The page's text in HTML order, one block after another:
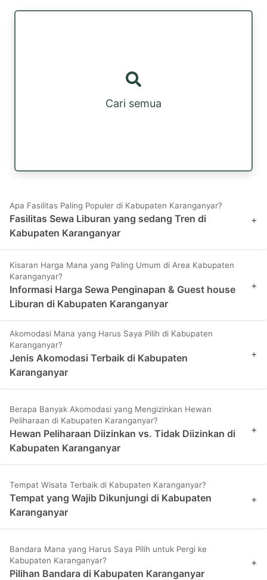
Cari semua
Apa Fasilitas Paling Populer di Kabupaten Karanganyar?
Fasilitas Sewa Liburan yang sedang Tren di
Kabupaten Karanganyar
+
Kisaran Harga Mana yang Paling Umum di Area Kabupaten
Karanganyar?
Informasi Harga Sewa Penginapan & Guest house
Liburan di Kabupaten Karanganyar
+
Akomodasi Mana yang Harus Saya Pilih di Kabupaten
Karanganyar?
Jenis Akomodasi Terbaik di Kabupaten
Karanganyar
+
Berapa Banyak Akomodasi yang Mengizinkan Hewan
Peliharaan di Kabupaten Karanganyar?
Hewan Peliharaan Diizinkan vs. Tidak Diizinkan di
Kabupaten Karanganyar
+
Tempat Wisata Terbaik di Kabupaten Karanganyar?
Tempat yang Wajib Dikunjungi di Kabupaten
Karanganyar
+
Bandara Mana yang Harus Saya Pilih untuk Pergi ke
Kabupaten Karanganyar?
Pilihan Bandara di Kabupaten Karanganyar
+